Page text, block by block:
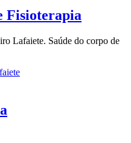
Fisioterapia
Lafaiete. Saúde do corpo de